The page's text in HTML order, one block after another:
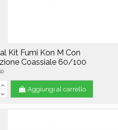
Kit Fumi Kon M Con
Coassiale 60/100
Aggiungi al carrello